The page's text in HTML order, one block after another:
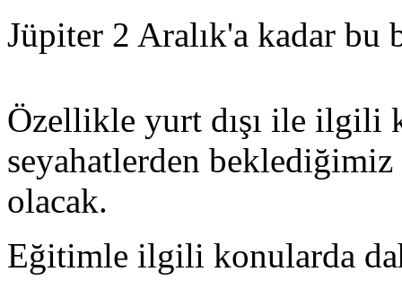
Jüpiter 2 Aralık'a kadar bu
Özellikle yurt dışı ile ilgili
seyahatlerden
olacak.
Eğitimle ilgili konularda